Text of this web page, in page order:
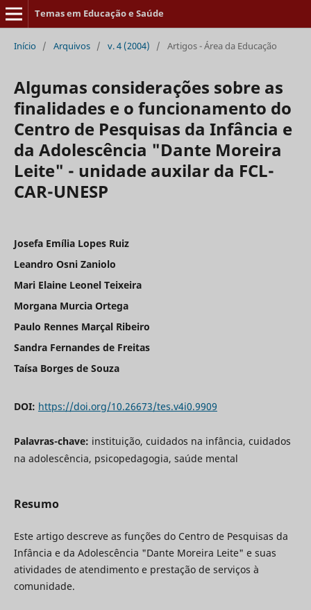
Temas em Educação e Saúde
Início / Arquivos / v. 4 (2004) / Artigos - Área da Educação
Algumas considerações sobre as
finalidades e o funcionamento do
Centro de Pesquisas da Infância e
da Adolescência "Dante Moreira
Leite" - unidade auxilar da FCL-
CAR-UNESP
Josefa Emília Lopes Ruiz
Leandro Osni Zaniolo
Mari Elaine Leonel Teixeira
Morgana Murcia Ortega
Paulo Rennes Marçal Ribeiro
Sandra Fernandes de Freitas
Taísa Borges de Souza
DOI: https://doi.org/10.26673/tes.v4i0.9909
Palavras-chave: instituição, cuidados na infância, cuidados
na adolescência, psicopedagogia, saúde mental
Resumo
Este artigo descreve as funções do Centro de Pesquisas da
Infância e da Adolescência "Dante Moreira Leite" e suas
atividades de atendimento e prestação de serviços à
comunidade.